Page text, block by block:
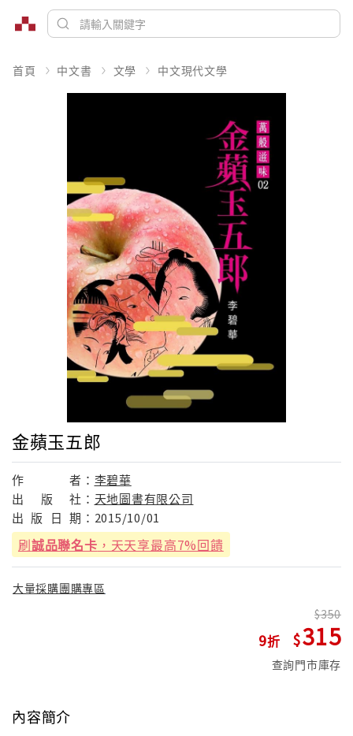
首頁 中文書 文學 中文現代文學
金蘋玉五郎
作 者： 李碧華
出
版 社： 天地圖書有限公司
出 版 日 期： 2015/10/01
刷誠品聯名卡 ，天天享最高7%回饋
大量採購團購專區
9
350
315
查詢門市庫存
內容簡介